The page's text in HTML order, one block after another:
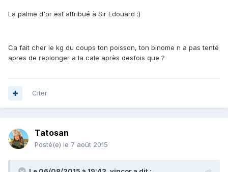
La palme d'or est attribué à Sir Edouard :)
Ca fait cher le kg du coups ton poisson, ton binome n a pas tenté
apres de replonger a la cale après desfois que ?
Citer
Tatosan
Posté(e) le 7 août 2015